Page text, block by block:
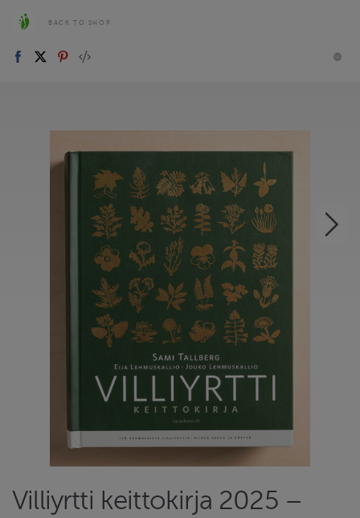
BACK TO SHOP
Villiyrtti keittokirja 2025 –